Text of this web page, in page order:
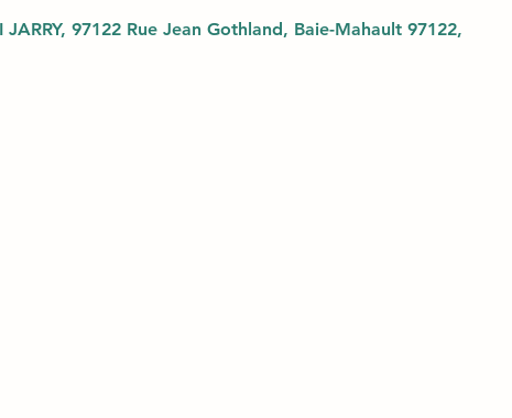
97122 Rue Jean Gothland, Baie-Mahault 97122,